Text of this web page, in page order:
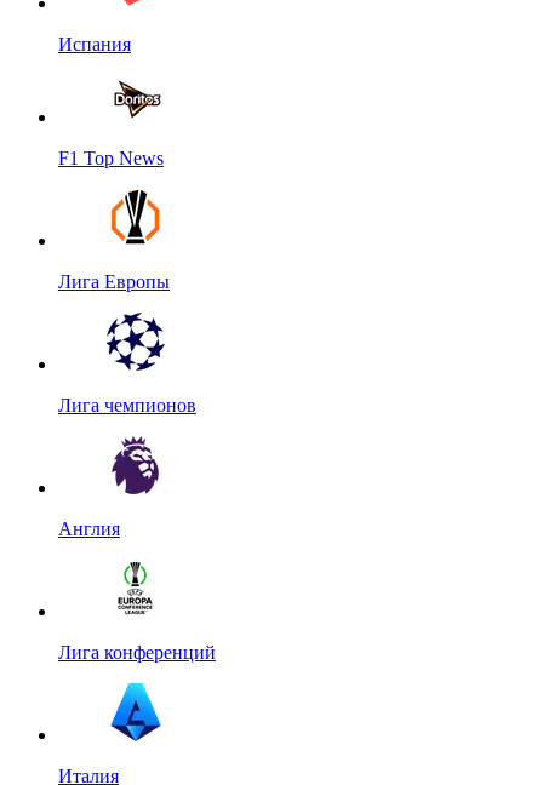
Испания
F1 Top News
Лига Европы
Лига чемпионов
Англия
Лига конференций
Италия